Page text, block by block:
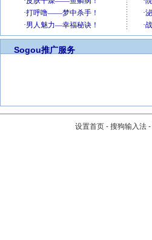
Sogou推广服务
设置首页 - 搜狗输入法 -